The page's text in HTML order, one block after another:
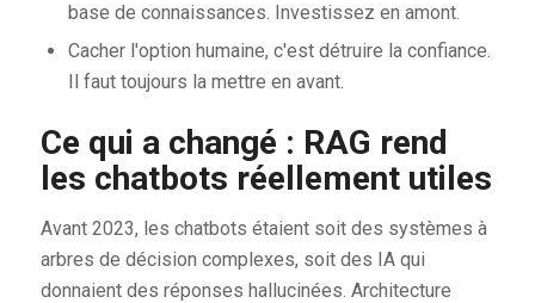
base de connaissances. Investissez en amont.
Cacher l'option humaine, c'est détruire la confiance.
Il faut toujours la mettre en avant.
Ce qui a changé : RAG rend
les chatbots réellement utiles
Avant 2023, les chatbots étaient soit des systèmes à
arbres de décision complexes, soit des IA qui
donnaient des réponses hallucinées. Architecture